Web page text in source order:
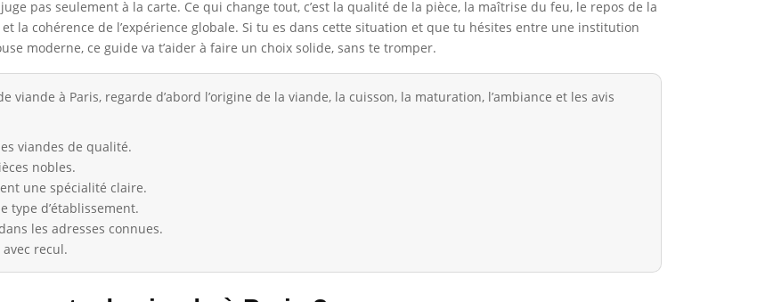
pas seulement à la carte. Ce qui change tout, c’est la qualité de la pièce, la maîtrise du feu, le repos de la
la cohérence de l’expérience globale. Si tu es dans cette situation et que tu hésites entre une institution
moderne, ce guide va t’aider à faire un choix solide, sans te tromper.
à Paris, regarde d’abord l’origine de la viande, la cuisson, la maturation, l’ambiance et les avis
viandes de qualité.
nobles.
une spécialité claire.
type d’établissement.
les adresses connues.
recul.